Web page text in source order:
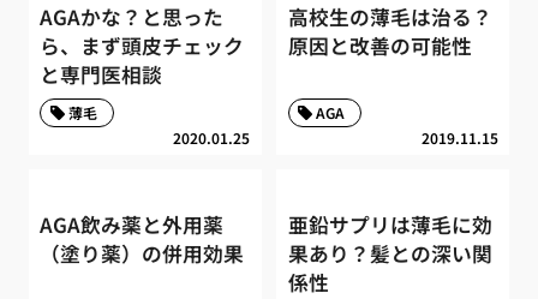
AGAかな？と思った
ら、まず頭皮チェック
と専門医相談
2020.01.25
薄毛
高校生の薄毛は治る？
原因と改善の可能性
2019.11.15
AGA
AGA飲み薬と外用薬
（塗り薬）の併用効果
亜鉛サプリは薄毛に効
果あり？髪との深い関
係性